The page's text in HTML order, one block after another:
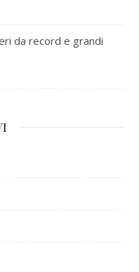
da record e grandi